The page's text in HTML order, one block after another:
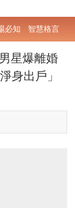
必知 智慧格言
星爆離婚
身出戶」